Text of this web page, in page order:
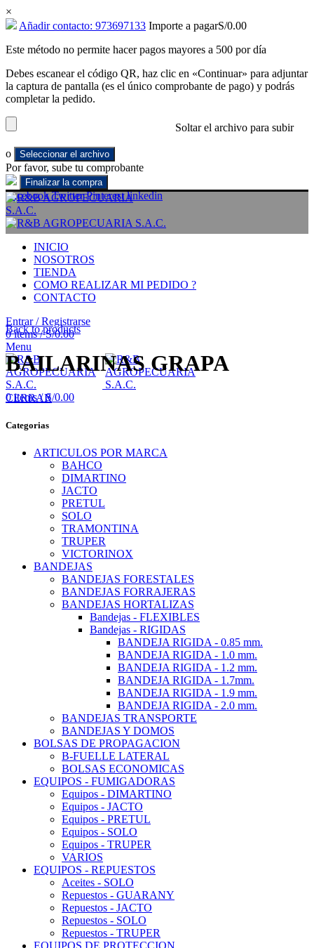
×
Añadir contacto: 973697133 Importe a pagarS/0.00
Este método no permite hacer pagos mayores a 500 por día
Debes escanear el código QR, haz clic en «Continuar» para adjuntar
la captura de pantalla (es el único comprobante de pago) y podrás
completar la pedido.
Soltar el archivo para subir
o Seleccionar el archivo
Por favor, sube tu comprobante
Facebook Twitter Pinterest linkedin
INICIO
NOSOTROS
TIENDA
COMO REALIZAR MI PEDIDO ?
CONTACTO
Entrar / Registrarse
0items / S/0.00
Menu
0items / S/0.00
Back to products
BAILARINAS GRAPA
CERRAR
Categorias
ARTICULOS POR MARCA
BAHCO
DIMARTINO
JACTO
PRETUL
SOLO
TRAMONTINA
TRUPER
VICTORINOX
BANDEJAS
BANDEJAS FORESTALES
BANDEJAS FORRAJERAS
BANDEJAS HORTALIZAS
Bandejas - FLEXIBLES
Bandejas - RIGIDAS
BANDEJA RIGIDA - 0.85 mm.
BANDEJA RIGIDA - 1.0 mm.
BANDEJA RIGIDA - 1.2 mm.
BANDEJA RIGIDA - 1.7mm.
BANDEJA RIGIDA - 1.9 mm.
BANDEJA RIGIDA - 2.0 mm.
BANDEJAS TRANSPORTE
BANDEJAS Y DOMOS
BOLSAS DE PROPAGACION
B-FUELLE LATERAL
BOLSAS ECONOMICAS
EQUIPOS - FUMIGADORAS
Equipos - DIMARTINO
Equipos - JACTO
Equipos - PRETUL
Equipos - SOLO
Equipos - TRUPER
VARIOS
EQUIPOS - REPUESTOS
Aceites - SOLO
Repuestos - GUARANY
Repuestos - JACTO
Repuestos - SOLO
Repuestos - TRUPER